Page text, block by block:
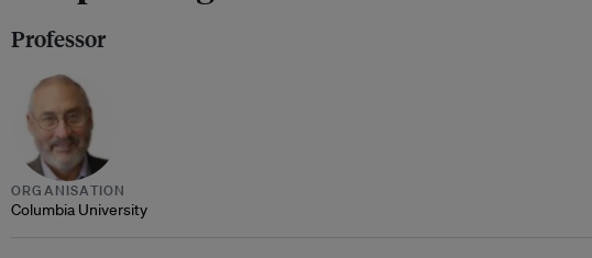
Professor
ORGANISATION
Columbia University